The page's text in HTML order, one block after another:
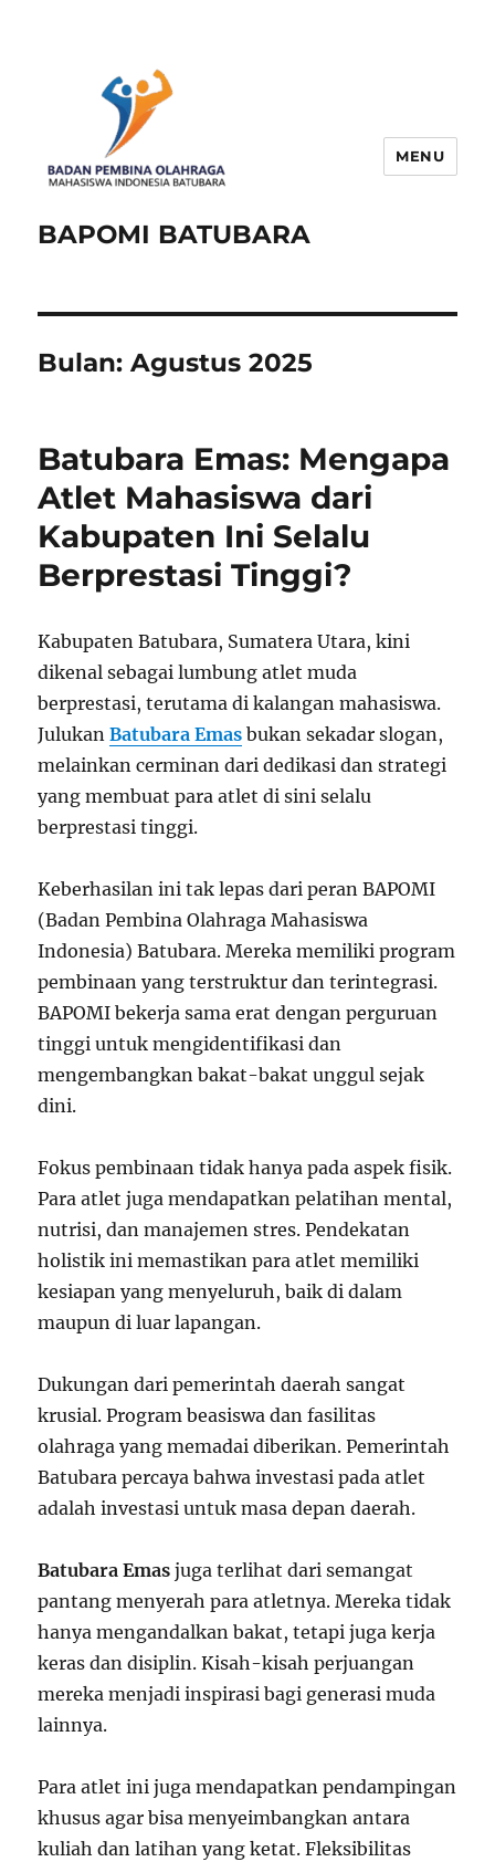
BAPOMI BATUBARA
MENU
Bulan:Agustus 2025
Batubara Emas: Mengapa
Atlet Mahasiswa dari
Kabupaten Ini Selalu
Berprestasi Tinggi?
Kabupaten Batubara, Sumatera Utara, kini
dikenal sebagai lumbung atlet muda
berprestasi, terutama di kalangan mahasiswa.
JulukanBatubara Emas bukan sekadar slogan,
melainkan cerminan dari dedikasi dan strategi
yang membuat para atlet di sini selalu
berprestasi tinggi.
Keberhasilan ini tak lepas dari peran BAPOMI
(Badan Pembina Olahraga Mahasiswa
Indonesia) Batubara. Mereka memiliki program
pembinaan yang terstruktur dan terintegrasi.
BAPOMI bekerja sama erat dengan perguruan
tinggi untuk mengidentifikasi dan
mengembangkan bakat-bakat unggul sejak
dini.
Fokus pembinaan tidak hanya pada aspek fisik.
Para atlet juga mendapatkan pelatihan mental,
nutrisi, dan manajemen stres. Pendekatan
holistik ini memastikan para atlet memiliki
kesiapan yang menyeluruh, baik di dalam
maupun di luar lapangan.
Dukungan dari pemerintah daerah sangat
krusial. Program beasiswa dan fasilitas
olahraga yang memadai diberikan. Pemerintah
Batubara percaya bahwa investasi pada atlet
adalah investasi untuk masa depan daerah.
Batubara Emas juga terlihat dari semangat
pantang menyerah para atletnya. Mereka tidak
hanya mengandalkan bakat, tetapi juga kerja
keras dan disiplin. Kisah-kisah perjuangan
mereka menjadi inspirasi bagi generasi muda
lainnya.
Para atlet ini juga mendapatkan pendampingan
khusus agar bisa menyeimbangkan antara
kuliah dan latihan yang ketat. Fleksibilitas